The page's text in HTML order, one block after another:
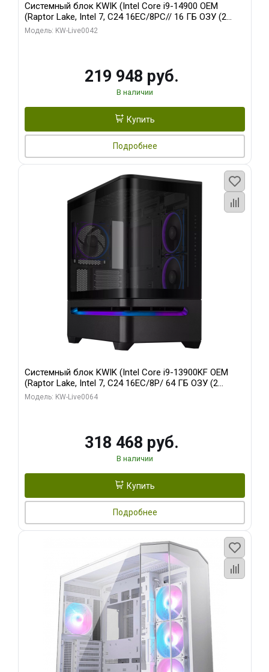
Системный блок KWIK (Intel Core i9-14900 OEM
(Raptor Lake, Intel 7, C24 16EC/8PC// 16 ГБ ОЗУ (2
модуля)/ Gigabyte RTX5070Ti EAGLE OC ICE SFF 16GB
Модель: KW-Live0042
219 948 руб.
В наличии
Купить
Подробнее
Системный блок KWIK (Intel Core i9-13900KF OEM
(Raptor Lake, Intel 7, C24 16EC/8P/ 64 ГБ ОЗУ (2
модуля)/ ASUS RTX5080 PROART OC 16GB GDDR7
Модель: KW-Live0064
318 468 руб.
В наличии
Купить
Подробнее